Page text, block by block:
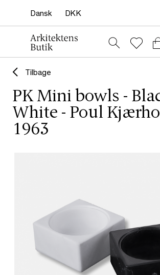
Tilbage
PK Mini bowls -
White - Poul
1963